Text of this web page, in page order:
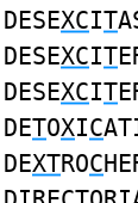
DESEXCIT
DESEXCIT
DESEXCIT
DETOXIC
DEXTROC